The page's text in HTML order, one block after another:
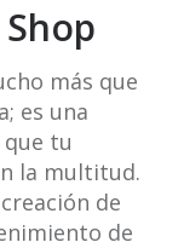
más que
es una
tu
la multitud.
de
de